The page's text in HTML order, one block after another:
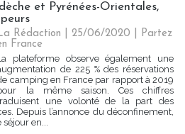
et Pyrénées-Orientales,
Rédaction | 25/06/2020
Partez
France
plateforme observe également une
de 225 % des réservations
camping en France par rapport à 2019
la même saison. Ces chiffres
une volonté de la part des
Depuis l’annonce du déconfinement,
en...